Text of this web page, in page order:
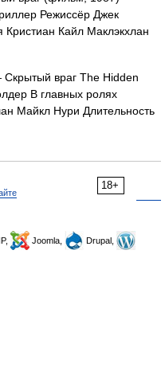
Режиссёр Джек
Кайл Маклэкхлан
враг The Hidden
В главных ролях
Майкл Нури Длительность
18+
Joomla,
Drupal,